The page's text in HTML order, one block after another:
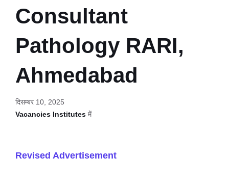
Consultant
Pathology RARI,
Ahmedabad
दिसम्बर 10, 2025
Vacancies Institutes में
Revised Advertisement